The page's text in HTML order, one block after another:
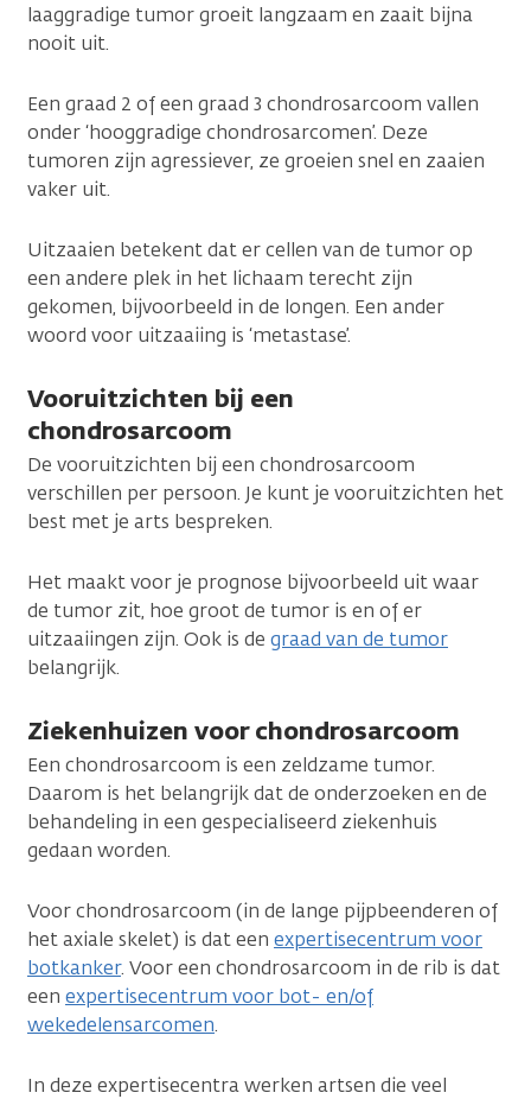
laaggradige tumor groeit langzaam en zaait bijna
nooit uit.
Een graad 2 of een graad 3 chondrosarcoom vallen
onder ‘hooggradige chondrosarcomen’. Deze
tumoren zijn agressiever, ze groeien snel en zaaien
vaker uit.
Uitzaaien betekent dat er cellen van de tumor op
een andere plek in het lichaam terecht zijn
gekomen, bijvoorbeeld in de longen. Een ander
woord voor uitzaaiing is ‘metastase’.
Vooruitzichten bij een
chondrosarcoom
De vooruitzichten bij een chondrosarcoom
verschillen per persoon. Je kunt je vooruitzichten het
best met je arts bespreken.
Het maakt voor je prognose bijvoorbeeld uit waar
de tumor zit, hoe groot de tumor is en of er
uitzaaiingen zijn. Ook is de graad van de tumor
belangrijk.
Ziekenhuizen voor chondrosarcoom
Een chondrosarcoom is een zeldzame tumor.
Daarom is het belangrijk dat de onderzoeken en de
behandeling in een gespecialiseerd ziekenhuis
gedaan worden.
Voor chondrosarcoom (in de lange pijpbeenderen of
het axiale skelet) is dat een expertisecentrum voor
botkanker. Voor een chondrosarcoom in de rib is dat
een expertisecentrum voor bot- en/of
wekedelensarcomen.
In deze expertisecentra werken artsen die veel